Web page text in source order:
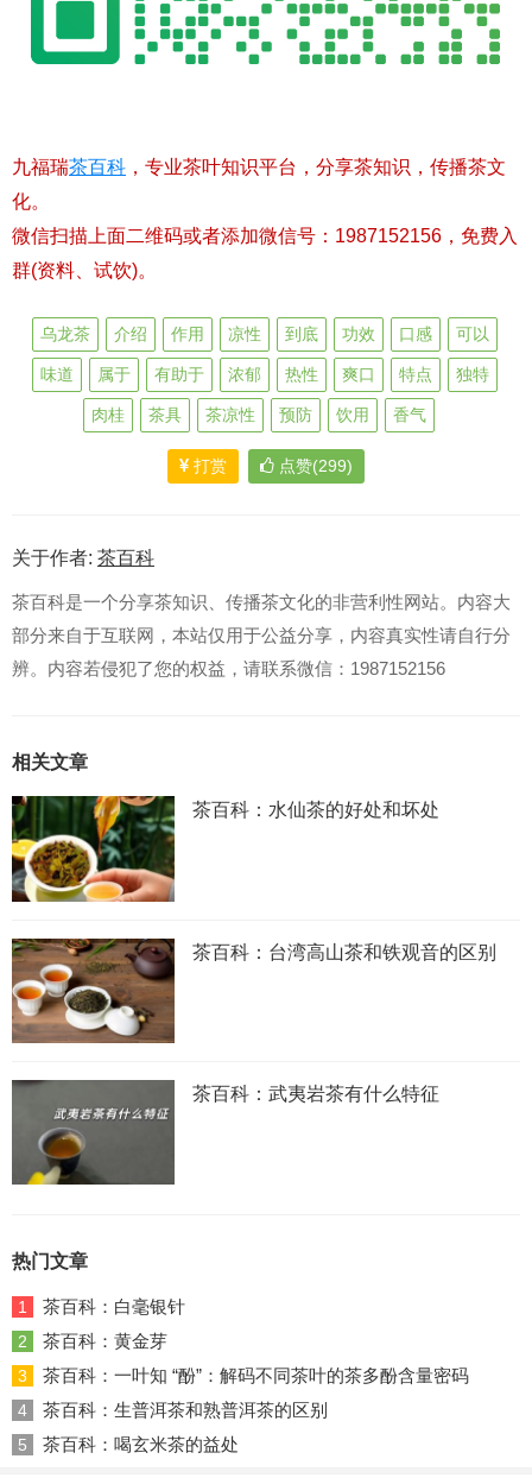
九福瑞茶百科 ，专业茶叶知识平台，分享茶知识，传播茶文
化。
微信扫描上面二维码或者添加微信号：1987152156，免费入
群(资料、试饮)。
乌龙茶 介绍 作用 凉性 到底 功效 口感 可以
味道 属于 有助于 浓郁 热性 爽口 特点 独特
肉桂 茶具 茶凉性 预防 饮用 香气
打赏 点赞(299)
关于作者: 茶百科
茶百科是一个分享茶知识、传播茶文化的非营利性网站。内容大
部分来自于互联网，本站仅用于公益分享，内容真实性请自行分
辨。内容若侵犯了您的权益，请联系微信：1987152156
相关文章
茶百科：水仙茶的好处和坏处
茶百科：台湾高山茶和铁观音的区别
茶百科：武夷岩茶有什么特征
热门文章
1 茶百科：白毫银针
2 茶百科：黄金芽
3 茶百科：一叶知 “酚”：解码不同茶叶的茶多酚含量密码
4 茶百科：生普洱茶和熟普洱茶的区别
5 茶百科：喝玄米茶的益处